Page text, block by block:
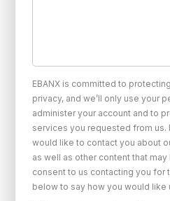
EBANX is committed to
privacy, and we’ll only use your
administer your account and to
services you requested from us.
would like to contact you about
as well as other content that
consent to us contacting you for
below to say how you would like